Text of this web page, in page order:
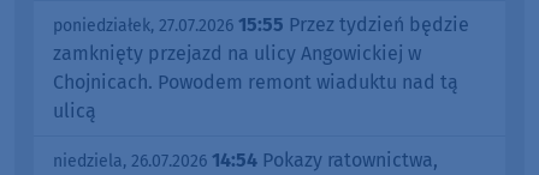
poniedziałek, 27.07.2026 15:55 Przez tydzień będzie
zamknięty przejazd na ulicy Angowickiej w
Chojnicach. Powodem remont wiaduktu nad tą
ulicą
niedziela, 26.07.2026 14:54 Pokazy ratownictwa,